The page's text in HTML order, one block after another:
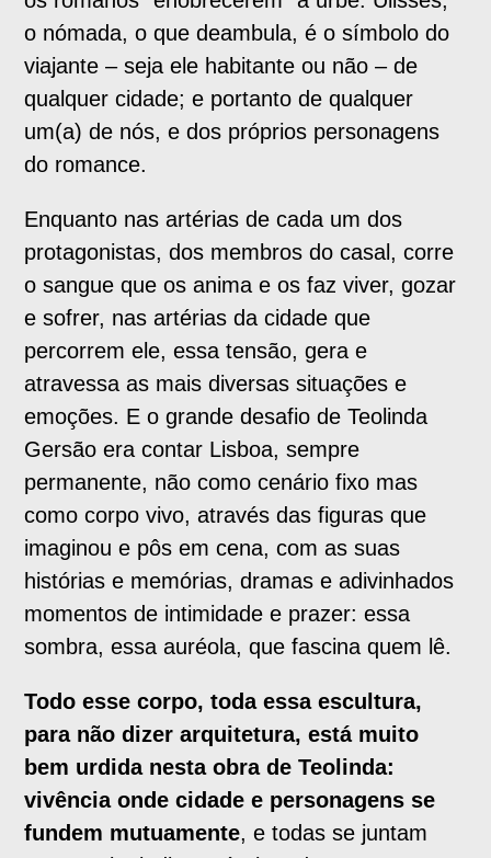
o nómada, o que deambula, é o símbolo do
viajante – seja ele habitante ou não – de
qualquer cidade; e portanto de qualquer
um(a) de nós, e dos próprios personagens
do romance.
Enquanto nas artérias de cada um dos
protagonistas, dos membros do casal, corre
o sangue que os anima e os faz viver, gozar
e sofrer, nas artérias da cidade que
percorrem ele, essa tensão, gera e
atravessa as mais diversas situações e
emoções. E o grande desafio de Teolinda
Gersão era contar Lisboa, sempre
permanente, não como cenário fixo mas
como corpo vivo, através das figuras que
imaginou e pôs em cena, com as suas
histórias e memórias, dramas e adivinhados
momentos de intimidade e prazer: essa
sombra, essa auréola, que fascina quem lê.
Todo esse corpo, toda essa escultura,
para não dizer arquitetura, está muito
bem urdida nesta obra de Teolinda:
vivência onde cidade e personagens se
fundem mutuamente, e todas se juntam